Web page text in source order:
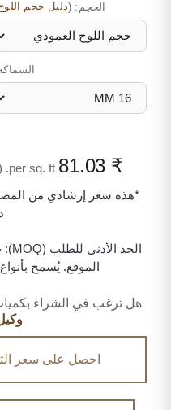
الحجم: (دليل حجم
₹ 81.03
per sq. ft. (Ex-works, يشمل الضرائب)*
*هذه سعر إرشادي من
الحد الأدنى للطلب (MOQ):
الموقع. يُسمح
هل ترغب في الشراء
احصل على سعر